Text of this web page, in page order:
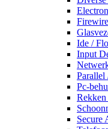
Ide /
Input
Parallel
Pc-
Rekken
Secure